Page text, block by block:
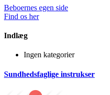
Beboernes egen side
Find os her
Indlæg
Ingen kategorier
Sundhedsfaglige instrukser